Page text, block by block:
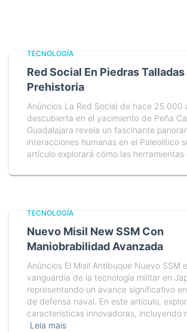
TECNOLOGÍA
Red Social En Piedras Talladas
Prehistoria
Anúncios La Red Social de hace 25.000
descubierta en el yacimiento de Peña
Guadalajara revela un fascinante
interacciones humanas en el Paleolítico
artículo explorará cómo las herramientas
TECNOLOGÍA
Nuevo Misil New SSM Con
Maniobrabilidad Avanzada
Anúncios El Misil Antibuque Nuevo SSM
vanguardia de la tecnología militar en
representando un avance significativo
de defensa naval. En este artículo,
características innovadoras, incluyendo
Leia mais